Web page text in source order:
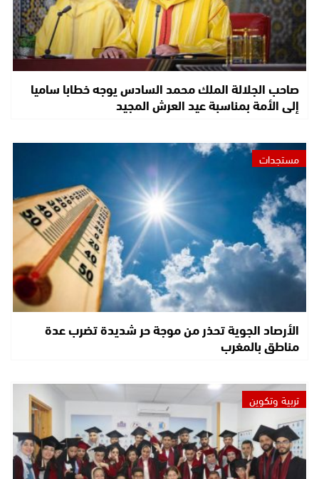
صاحب الجلالة الملك محمد السادس يوجه خطابا ساميا
إلى الأمة بمناسبة عيد العرش المجيد
مستجدات
الأرصاد الجوية تحذر من موجة حر شديدة تضرب عدة
مناطق بالمغرب
تربية وتكوين